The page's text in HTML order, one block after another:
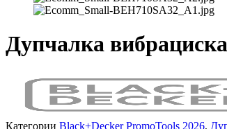
Дупчалка
Категории Black+Decker PromoTools 2026,